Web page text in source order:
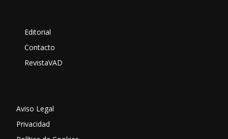
Editorial
Contacto
RevistaVAD
Aviso Legal
Privacidad